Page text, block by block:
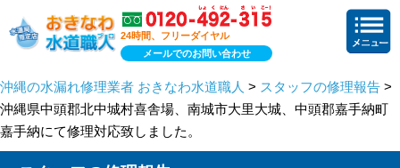
24時間、フリーダイヤル
メールでのお問い合わせ
沖縄の水漏れ修理業者 おきなわ水道職人 > スタッフの修理報告 >
沖縄県中頭郡北中城村喜舎場、南城市大里大城、中頭郡嘉手納町
嘉手納にて修理対応致しました。